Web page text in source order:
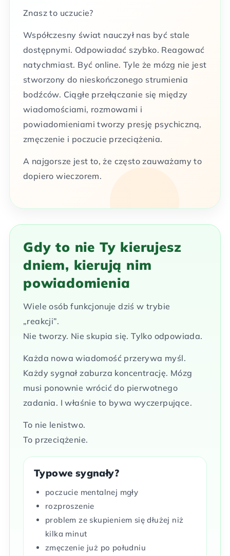
Znasz to uczucie?
Współczesny świat nauczył nas być stale
dostępnymi. Odpowiadać szybko. Reagować
natychmiast. Być online. Tyle że mózg nie jest
stworzony do nieskończonego strumienia
bodźców. Ciągłe przełączanie się między
wiadomościami, rozmowami i
powiadomieniami tworzy presję psychiczną,
zmęczenie i poczucie przeciążenia.
A najgorsze jest to, że często zauważamy to
dopiero wieczorem.
Gdy to nie Ty kierujesz
dniem, kierują nim
powiadomienia
Wiele osób funkcjonuje dziś w trybie
„reakcji”.
Nie tworzy. Nie skupia się. Tylko odpowiada.
Każda nowa wiadomość przerywa myśl.
Każdy sygnał zaburza koncentrację. Mózg
musi ponownie wrócić do pierwotnego
zadania. I właśnie to bywa wyczerpujące.
To nie lenistwo.
To przeciążenie.
Typowe sygnały?
poczucie mentalnej mgły
rozproszenie
problem ze skupieniem się dłużej niż
kilka minut
zmęczenie już po południu